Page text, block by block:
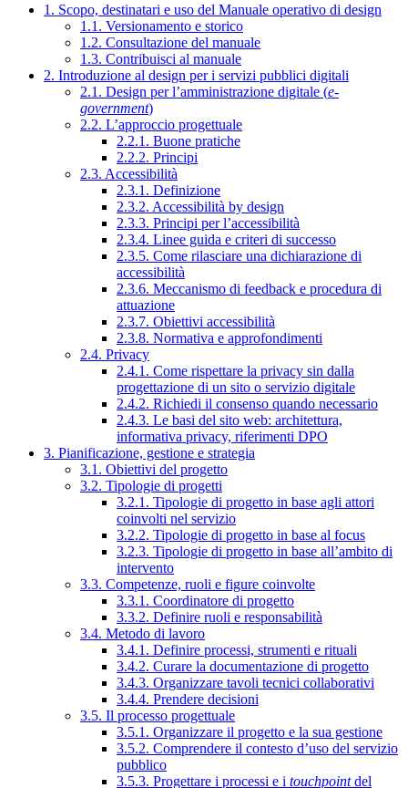
1. Scopo, destinatari e uso del Manuale operativo di design
1.1. Versionamento e storico
1.2. Consultazione del manuale
1.3. Contribuisci al manuale
2. Introduzione al design per i servizi pubblici digitali
2.1. Design per l’amministrazione digitale (e-
government)
2.2. L’approccio progettuale
2.2.1. Buone pratiche
2.2.2. Principi
2.3. Accessibilità
2.3.1. Definizione
2.3.2. Accessibilità by design
2.3.3. Principi per l’accessibilità
2.3.4. Linee guida e criteri di successo
2.3.5. Come rilasciare una dichiarazione di
accessibilità
2.3.6. Meccanismo di feedback e procedura di
attuazione
2.3.7. Obiettivi accessibilità
2.3.8. Normativa e approfondimenti
2.4. Privacy
2.4.1. Come rispettare la privacy sin dalla
progettazione di un sito o servizio digitale
2.4.2. Richiedi il consenso quando necessario
2.4.3. Le basi del sito web: architettura,
informativa privacy, riferimenti DPO
3. Pianificazione, gestione e strategia
3.1. Obiettivi del progetto
3.2. Tipologie di progetti
3.2.1. Tipologie di progetto in base agli attori
coinvolti nel servizio
3.2.2. Tipologie di progetto in base al focus
3.2.3. Tipologie di progetto in base all’ambito di
intervento
3.3. Competenze, ruoli e figure coinvolte
3.3.1. Coordinatore di progetto
3.3.2. Definire ruoli e responsabilità
3.4. Metodo di lavoro
3.4.1. Definire processi, strumenti e rituali
3.4.2. Curare la documentazione di progetto
3.4.3. Organizzare tavoli tecnici collaborativi
3.4.4. Prendere decisioni
3.5. Il processo progettuale
3.5.1. Organizzare il progetto e la sua gestione
3.5.2. Comprendere il contesto d’uso del servizio
pubblico
3.5.3. Progettare i processi e i touchpointdel